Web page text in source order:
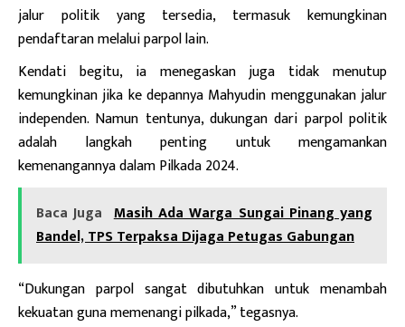
jalur politik yang tersedia, termasuk kemungkinan
pendaftaran melalui parpol lain.
Kendati begitu, ia menegaskan juga tidak menutup
kemungkinan jika ke depannya Mahyudin menggunakan jalur
independen. Namun tentunya, dukungan dari parpol politik
adalah langkah penting untuk mengamankan
kemenangannya dalam Pilkada 2024.
Baca Juga Masih Ada Warga Sungai Pinang yang
Bandel, TPS Terpaksa Dijaga Petugas Gabungan
“Dukungan parpol sangat dibutuhkan untuk menambah
kekuatan guna memenangi pilkada,” tegasnya.